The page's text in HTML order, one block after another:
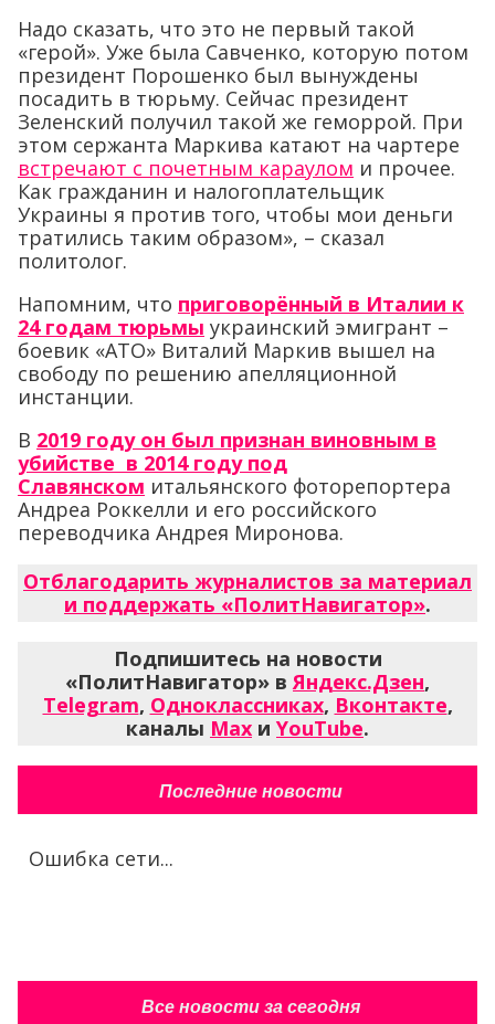
Надо сказать, что это не первый такой
«герой». Уже была Савченко, которую потом
президент Порошенко был вынуждены
посадить в тюрьму. Сейчас президент
Зеленский получил такой же геморрой. При
этом сержанта Маркива катают на чартере
встречают с почетным караулом и прочее.
Как гражданин и налогоплательщик
Украины я против того, чтобы мои деньги
тратились таким образом», – сказал
политолог.
Напомним, что приговорённый в Италии к
24 годам тюрьмы украинский эмигрант –
боевик «АТО» Виталий Маркив вышел на
свободу по решению апелляционной
инстанции.
В 2019 году он был признан виновным в
убийстве в 2014 году под
Славянском итальянского фоторепортера
Андреа Роккелли и его российского
переводчика Андрея Миронова.
Отблагодарить журналистов за материал
и поддержать «ПолитНавигатор».
Подпишитесь на новости
«ПолитНавигатор» в Яндекс.Дзен,
Telegram, Одноклассниках, Вконтакте,
каналы Max и YouTube.
Последние новости
Ошибка сети...
Все новости за сегодня